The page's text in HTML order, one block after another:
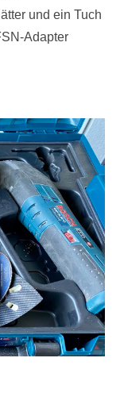
und ein Tuch
-Adapter